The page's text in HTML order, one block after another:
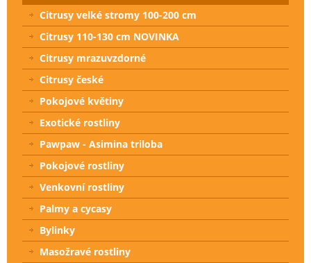
Citrusy velké stromy 100-200 cm
Citrusy 110-130 cm NOVINKA
Citrusy mrazuvzdorné
Citrusy české
Pokojové květiny
Exotické rostliny
Pawpaw - Asimina triloba
Pokojové rostliny
Venkovní rostliny
Palmy a cycasy
Bylinky
Masožravé rostliny